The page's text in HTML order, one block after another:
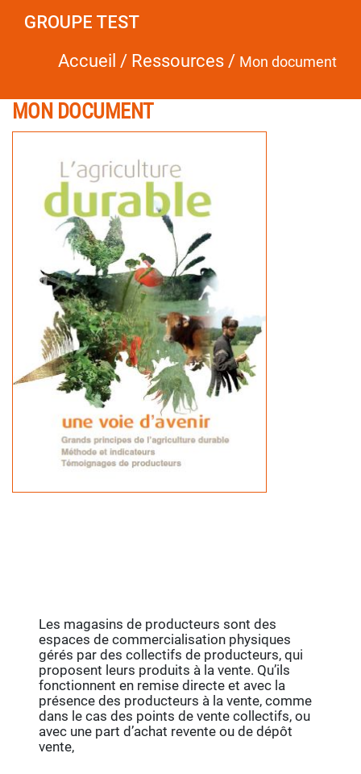
GROUPE TEST
Accueil / Ressources / Mon document
MON DOCUMENT
Les magasins de producteurs sont des
espaces de commercialisation physiques
gérés par des collectifs de producteurs, qui
proposent leurs produits à la vente. Qu’ils
fonctionnent en remise directe et avec la
présence des producteurs à la vente, comme
dans le cas des points de vente collectifs, ou
avec une part d’achat revente ou de dépôt
vente,